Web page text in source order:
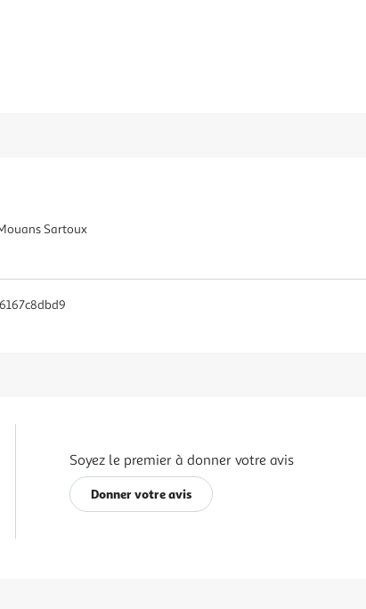
Sartoux
Soyez le premier à donner votre avis
Donner votre avis